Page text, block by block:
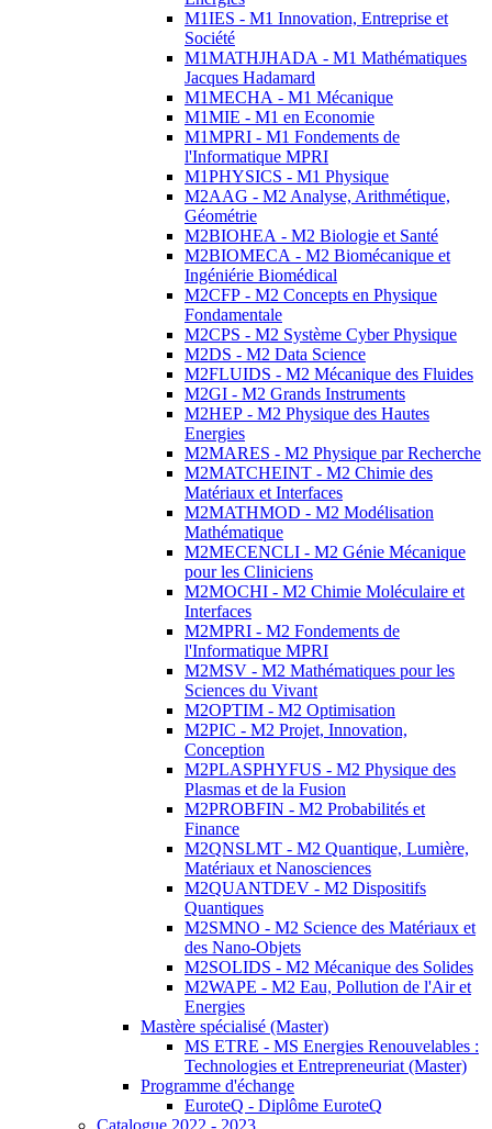
M1IES - M1 Innovation, Entreprise et
Société
M1MATHJHADA - M1 Mathématiques
Jacques Hadamard
M1MECHA - M1 Mécanique
M1MIE - M1 en Economie
M1MPRI - M1 Fondements de
l'Informatique MPRI
M1PHYSICS - M1 Physique
M2AAG - M2 Analyse, Arithmétique,
Géométrie
M2BIOHEA - M2 Biologie et Santé
M2BIOMECA - M2 Biomécanique et
Ingéniérie Biomédical
M2CFP - M2 Concepts en Physique
Fondamentale
M2CPS - M2 Système Cyber Physique
M2DS - M2 Data Science
M2FLUIDS - M2 Mécanique des Fluides
M2GI - M2 Grands Instruments
M2HEP - M2 Physique des Hautes
Energies
M2MARES - M2 Physique par Recherche
M2MATCHEINT - M2 Chimie des
Matériaux et Interfaces
M2MATHMOD - M2 Modélisation
Mathématique
M2MECENCLI - M2 Génie Mécanique
pour les Cliniciens
M2MOCHI - M2 Chimie Moléculaire et
Interfaces
M2MPRI - M2 Fondements de
l'Informatique MPRI
M2MSV - M2 Mathématiques pour les
Sciences du Vivant
M2OPTIM - M2 Optimisation
M2PIC - M2 Projet, Innovation,
Conception
M2PLASPHYFUS - M2 Physique des
Plasmas et de la Fusion
M2PROBFIN - M2 Probabilités et
Finance
M2QNSLMT - M2 Quantique, Lumière,
Matériaux et Nanosciences
M2QUANTDEV - M2 Dispositifs
Quantiques
M2SMNO - M2 Science des Matériaux et
des Nano-Objets
M2SOLIDS - M2 Mécanique des Solides
M2WAPE - M2 Eau, Pollution de l'Air et
Energies
Mastère spécialisé (Master)
MS ETRE - MS Energies Renouvelables :
Technologies et Entrepreneuriat (Master)
Programme d'échange
EuroteQ - Diplôme EuroteQ
Catalogue 2022 - 2023